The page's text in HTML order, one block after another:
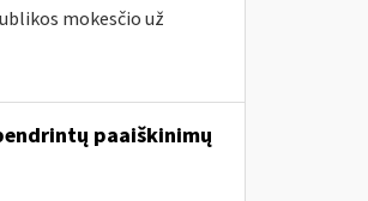
mokesčio už
paaiškinimų